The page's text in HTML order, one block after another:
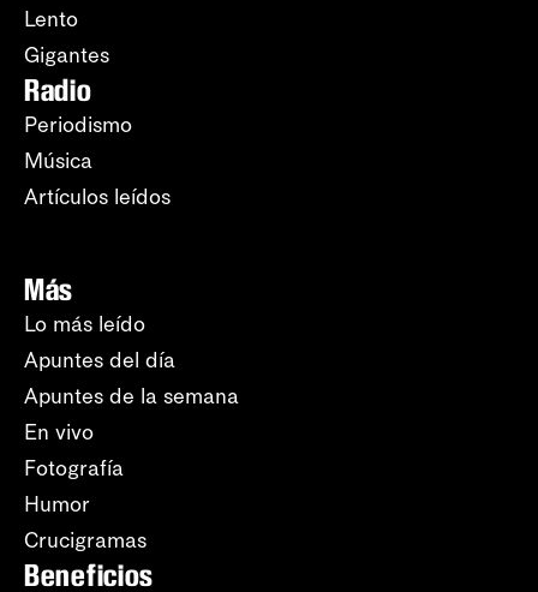
Lento
Gigantes
Radio
Periodismo
Música
Artículos leídos
Más
Lo más leído
Apuntes del día
Apuntes de la semana
En vivo
Fotografía
Humor
Crucigramas
Beneficios